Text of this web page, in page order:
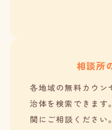
相談所
各地域の無料カウン
治体を検索できます
関にご相談ください。